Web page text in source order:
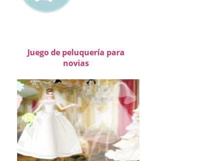
Juego de peluquería para
novias